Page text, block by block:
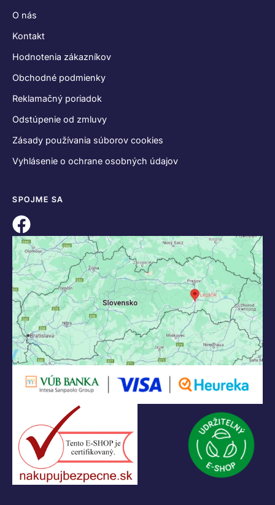
O nás
Kontakt
Hodnotenia zákazníkov
Obchodné podmienky
Reklamačný poriadok
Odstúpenie od zmluvy
Zásady používania súborov cookies
Vyhlásenie o ochrane osobných údajov
SPOJME SA